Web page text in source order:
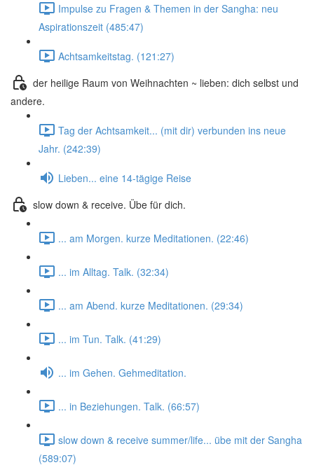
Impulse zu Fragen & Themen in der Sangha: neu
Aspirationszeit (485:47)
Achtsamkeitstag. (121:27)
der heilige Raum von Weihnachten ~ lieben: dich selbst und
andere.
Tag der Achtsamkeit... (mit dir) verbunden ins neue
Jahr. (242:39)
Lieben... eine 14-tägige Reise
slow down & receive. Übe für dich.
... am Morgen. kurze Meditationen. (22:46)
... im Alltag. Talk. (32:34)
... am Abend. kurze Meditationen. (29:34)
... im Tun. Talk. (41:29)
... im Gehen. Gehmeditation.
... in Beziehungen. Talk. (66:57)
slow down & receive summer/life... übe mit der Sangha
(589:07)